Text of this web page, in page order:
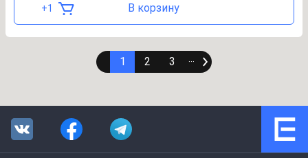
+1 В корзину
1 2 3 ∙∙∙